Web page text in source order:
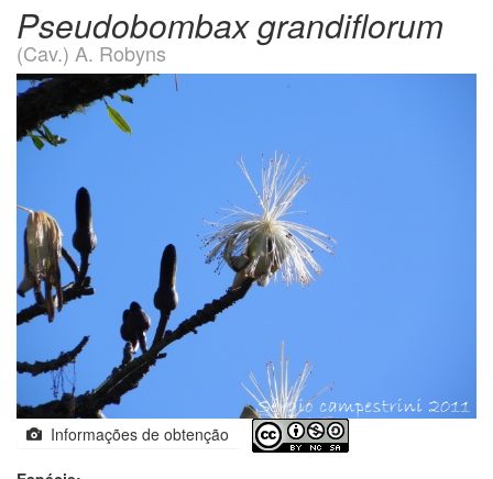
Pseudobombax grandiflorum
(Cav.) A. Robyns
Informações de obtenção